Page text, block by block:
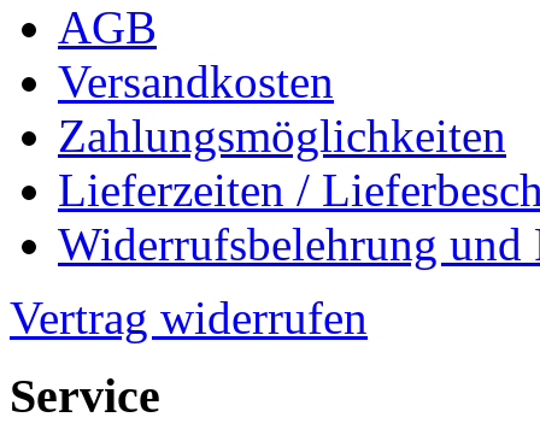
AGB
Versandkosten
Zahlungsmöglichkeiten
Lieferzeiten /
Widerrufsbelehrung und
Vertrag widerrufen
Service